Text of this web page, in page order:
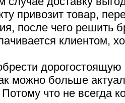
привозит товар,
после чего решить
клиентом,
можно больше
что не всегда